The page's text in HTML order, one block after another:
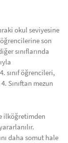
okul seviyesine
son
sınıflarında
sınıf öğrencileri,
Sınıftan mezun
ilköğretimden
daha somut hale